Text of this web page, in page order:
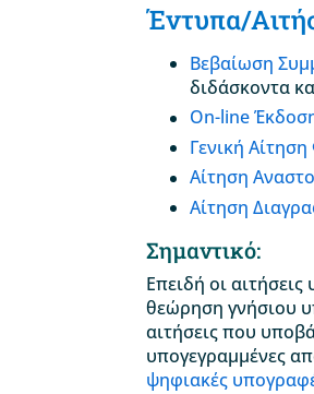
Έντυπα/
Βεβαίωση
διδάσκοντα
On-line
Γενική
Αίτηση
Αίτηση
Σημαντικό:
Επειδή οι
θεώρηση γνήσιου
αιτήσεις που
υπογεγραμμένες
ψηφιακές